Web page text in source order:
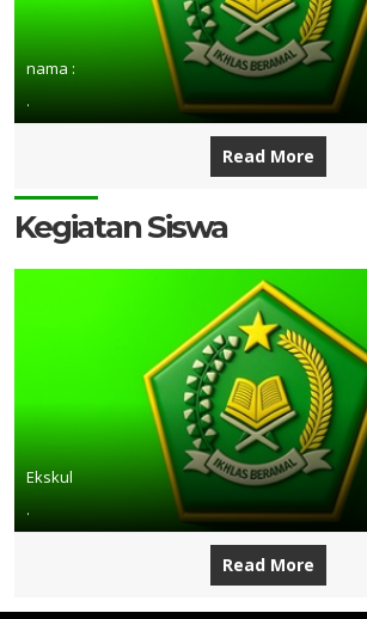
nama :
.
Read More
Kegiatan Siswa
Ekskul
.
Read More